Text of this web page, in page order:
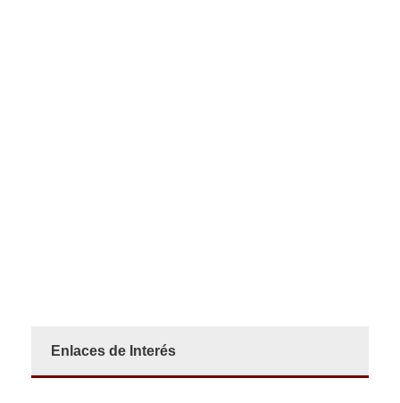
Enlaces de Interés